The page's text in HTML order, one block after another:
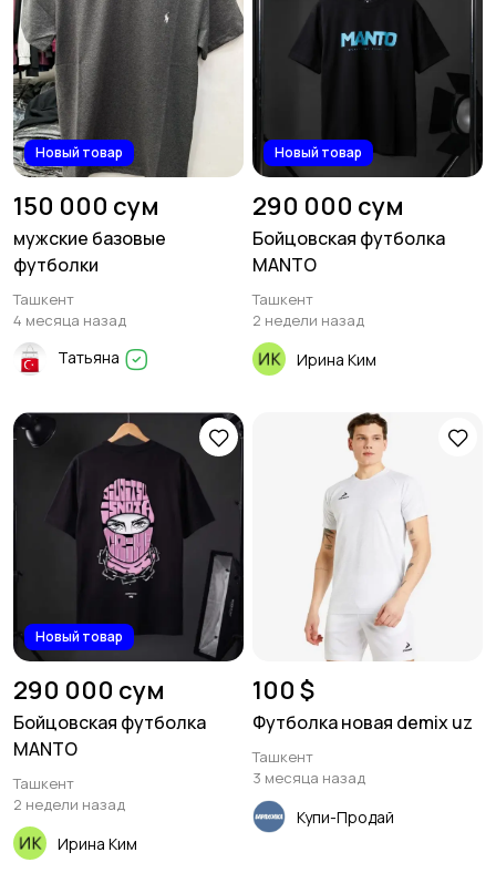
Другое2
Новый товар
150 000 сум
мужские базовые
футболки
Ташкент
4 месяца назад
Татьяна
Новый товар
290 000 сум
Бойцовская футболка
MANTO
Ташкент
2 недели назад
Ирина Ким
Новый товар
290 000 сум
Бойцовская футболка
MANTO
Ташкент
2 недели назад
Ирина Ким
100 $
Футболка новая demix uz
Ташкент
3 месяца назад
Купи-Продай